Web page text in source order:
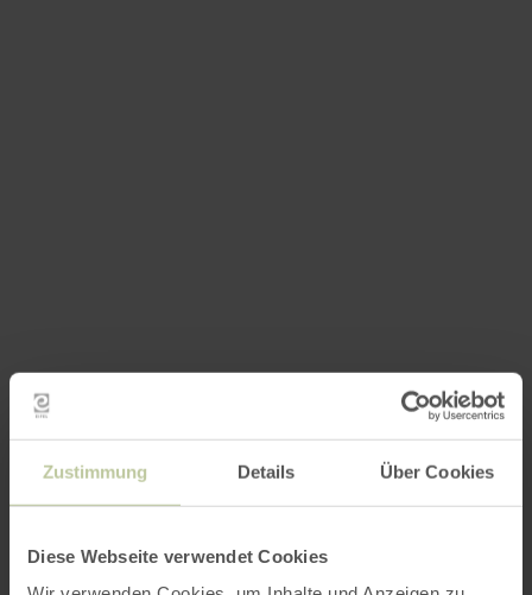
Zustimmung Details Über Cookies
Diese Webseite verwendet Cookies